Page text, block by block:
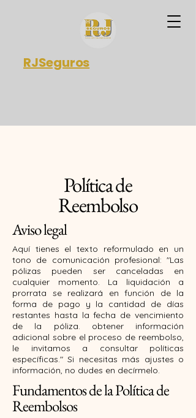
RJSeguros
Política de
Reembolso
Aviso legal
Aquí tienes el texto reformulado en un
tono de comunicación profesional: "Las
pólizas pueden ser canceladas en
cualquier momento. La liquidación a
prorrata se realizará en función de la
forma de pago y la cantidad de días
restantes hasta la fecha de vencimiento
de la póliza. obtener información
adicional sobre el proceso de reembolso,
le invitamos a consultar políticas
específicas." Si necesitas más ajustes o
información, no dudes en decírmelo.
Fundamentos de la Política de
Reembolsos